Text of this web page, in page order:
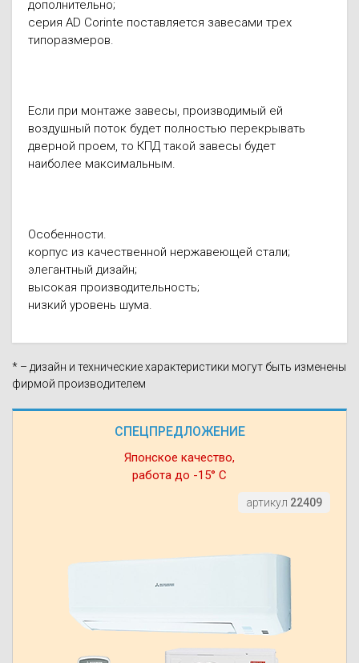
СПЕЦПРЕДЛОЖЕНИЕ
Японское качество,
работа до -15° С
артикул 22409
дополнительно;
серия AD Corinte поставляется завесами трех
типоразмеров.
Если при монтаже завесы, производимый ей
воздушный поток будет полностью перекрывать
дверной проем, то КПД такой завесы будет
наиболее максимальным.
Особенности.
корпус из качественной нержавеющей стали;
элегантный дизайн;
высокая производительность;
низкий уровень шума.
* – дизайн и технические характеристики могут быть изменены
фирмой производителем